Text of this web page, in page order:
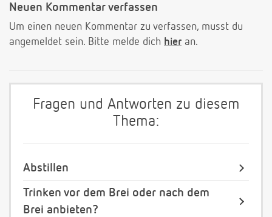
Neuen Kommentar verfassen
Um einen neuen Kommentar zu verfassen, musst du
angemeldet sein. Bitte melde dich hier an.
Fragen und Antworten zu diesem
Thema:
Abstillen
Trinken vor dem Brei oder nach dem
Brei anbieten?